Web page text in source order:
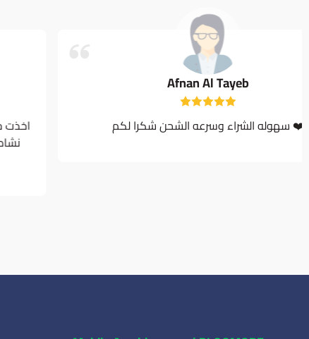
Afnan Al Tayeb
سهوله الشراء وسرعه الشحن شكرا لكم ❤️